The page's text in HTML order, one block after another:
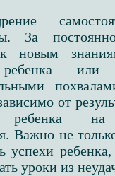
За
к новым
или
от
ребенка на
Важно не
успехи
уроки из